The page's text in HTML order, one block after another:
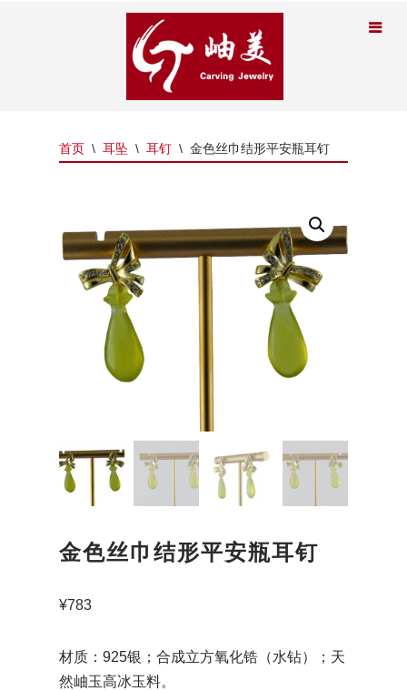
首页 \ 耳坠 \ 耳钉 \ 金色丝巾结形平安瓶耳钉
金色丝巾结形平安瓶耳钉
¥783
材质：925银；合成立方氧化锆（水钻）；天
然岫玉高冰玉料。